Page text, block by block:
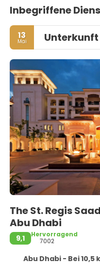
Inbegriffene
13
Mai Unterkunft
The St. Regis
Abu Dhabi
9,1
Hervorragend
7002
Abu Dhabi - Bei